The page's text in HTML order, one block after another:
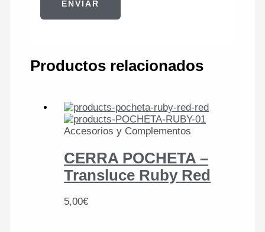
Productos relacionados
Accesorios y Complementos
CERRA POCHETA –
Transluce Ruby Red
5,00€